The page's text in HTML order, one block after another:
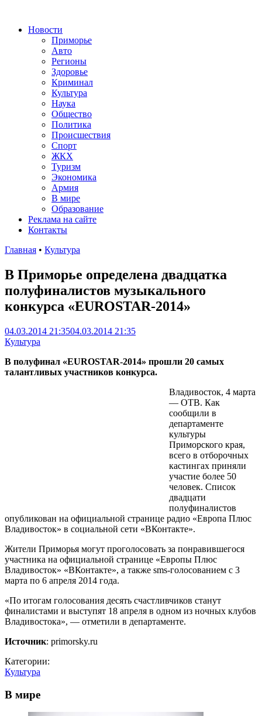
Новости
Приморье
Авто
Регионы
Здоровье
Криминал
Культура
Наука
Общество
Политика
Происшествия
Спорт
ЖКХ
Туризм
Экономика
Армия
В мире
Образование
Реклама на сайте
Контакты
Главная • Культура
В Приморье определена двадцатка
полуфиналистов музыкального
конкурса «EUROSTAR-2014»
04.03.2014 21:3504.03.2014 21:35
Культура
В полуфинал «EUROSTAR-2014» прошли 20 самых
талантливых участников конкурса.
Владивосток, 4 марта
— ОТВ. Как
сообщили в
департаменте
культуры
Приморского края,
всего в отборочных
кастингах приняли
участие более 50
человек. Список
двадцати
полуфиналистов
опубликован на официальной странице радио «Европа Плюс
Владивосток» в социальной сети «ВКонтакте».
Жители Приморья могут проголосовать за понравившегося
участника на официальной странице «Европы Плюс
Владивосток» «ВКонтакте», а также sms-голосованием с 3
марта по 6 апреля 2014 года.
«По итогам голосования десять счастливчиков станут
финалистами и выступят 18 апреля в одном из ночных клубов
Владивостока», — отметили в департаменте.
Источник: primorsky.ru
Категории:
Культура
В мире